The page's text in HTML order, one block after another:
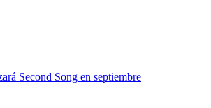
Second Song en septiembre